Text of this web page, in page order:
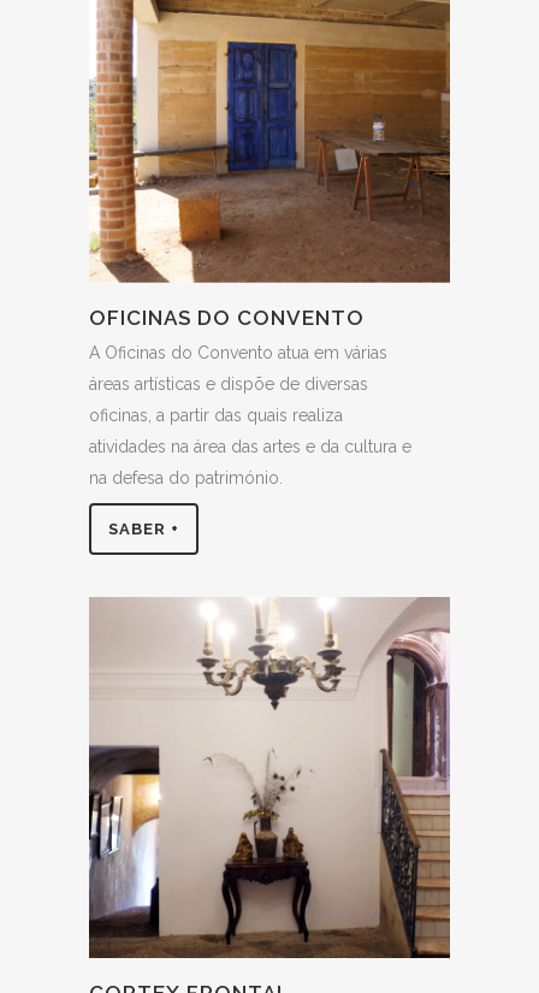
OFICINAS DO CONVENTO
A Oficinas do Convento atua em várias
áreas artísticas e dispõe de diversas
oficinas, a partir das quais realiza
atividades na área das artes e da cultura e
na defesa do património.
SABER +